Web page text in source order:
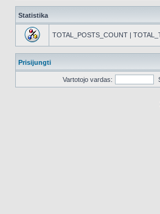
Statistika
TOTAL_POSTS_COUNT |
Prisijungti
Vartotojo vardas: